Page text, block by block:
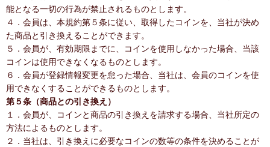
能となる一切の行為が禁止されるものとします。
４．会員は、本規約第５条に従い、取得したコインを、当社が決め
た商品と引き換えることができます。
５．会員が、有効期限までに、コインを使用しなかった場合、当該
コインは使用できなくなるものとします。
６．会員が登録情報変更を怠った場合、当社は、会員のコインを使
用できなくすることができるものとします。
第５条（商品との引き換え）
１．会員が、コインと商品の引き換えを請求する場合、当社所定の
方法によるものとします。
２．当社は、引き換えに必要なコインの数等の条件を決めることが